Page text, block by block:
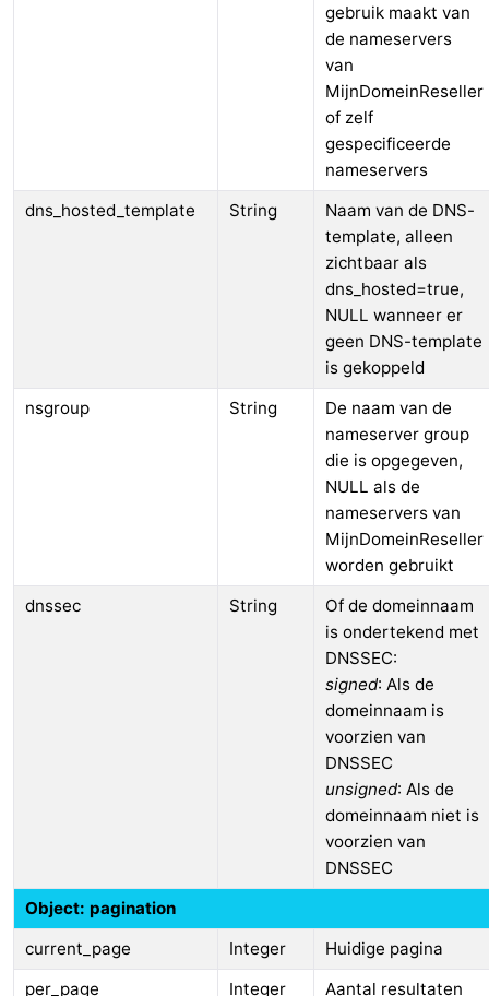
gebruik maakt van
de nameservers
van
MijnDomeinReseller
of zelf
gespecificeerde
nameservers
dns_hosted_template
String
Naam van de DNS-
template, alleen
zichtbaar als
dns_hosted=true,
NULL wanneer er
geen DNS-template
is gekoppeld
nsgroup
String
De naam van de
nameserver group
die is opgegeven,
NULL als de
nameservers van
MijnDomeinReseller
worden gebruikt
dnssec
String
Of de domeinnaam
is ondertekend met
DNSSEC:
signed: Als de
domeinnaam is
voorzien van
DNSSEC
unsigned: Als de
domeinnaam niet is
voorzien van
DNSSEC
Object: pagination
current_page
Integer
Huidige pagina
per_page
Integer Aantal resultaten